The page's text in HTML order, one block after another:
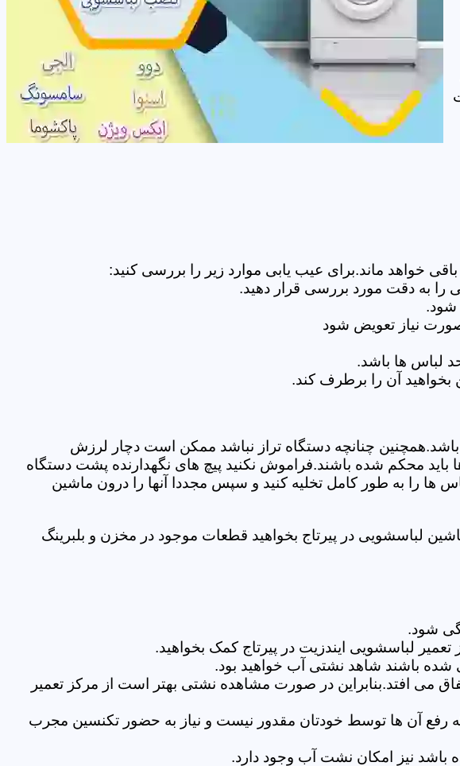
خواهد ماند.برای عیب یابی موارد زیر را بررسی کنید:
را به دقت مورد بررسی قرار دهید.
شود.
صورت نیاز تعویض شود
لباس ها باشد.
آن را برطرف کند.
چنانچه دستگاه تراز نباشد ممکن است دچار لرزش
باید محکم شده باشند.فراموش نکنید پیچ های نگهدارنده پشت دستگاه
ها را به طور کامل تخلیه کنید و سپس مجددا آنها را درون ماشین
لباسشویی در پیرتاج بخواهید قطعات موجود در مخزن و بلبرینگ
شود.
لباسشویی ایندزیت در پیرتاج کمک بخواهید.
شده باشند شاهد نشتی آب خواهید بود.
می افتد.بنابراین در صورت مشاهده نشتی بهتر است از مرکز تعمیر
رفع آن ها توسط خودتان مقدور نیست و نیاز به حضور تکنسین مجرب
نیز امکان نشت آب وجود دارد.